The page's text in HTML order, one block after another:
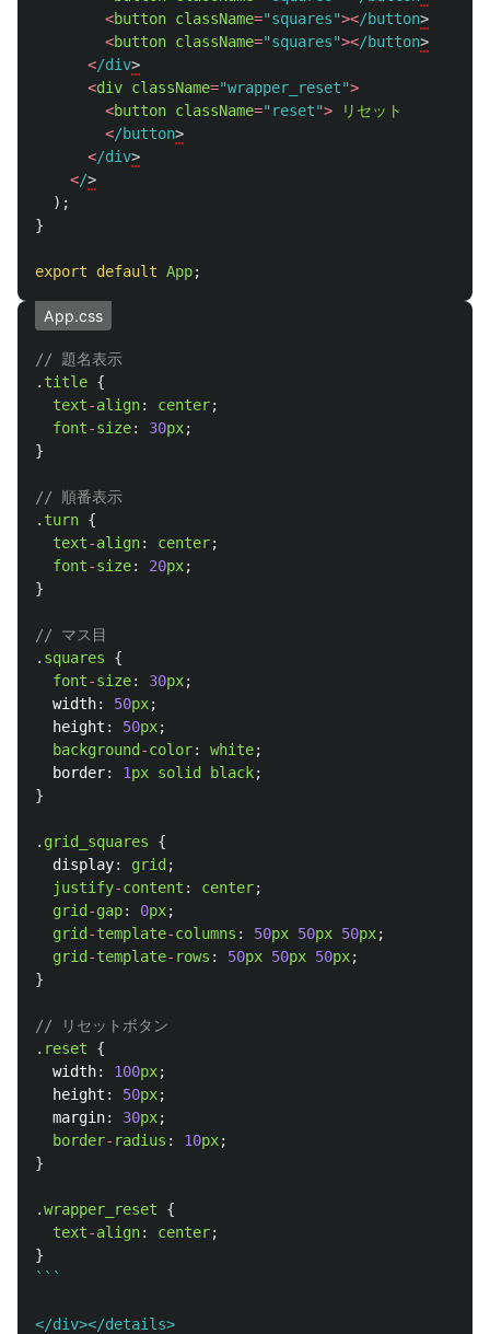
<button className="squares"></button
<button className="squares"></button
</div
<div className="wrapper_reset">
<button className=" reset">
リセット
</button
</div
</
);
}
export default App;
App.css
// 題名表示
. title {
text-align: center;
font-size: 30px;
}
// 順番表示
. turn {
text-align: center;
font-size: 20px;
}
// マス目
. squares
{
font-size: 30px;
width: 50px;
height : 50px;
background -color: white;
border: 1px solid black;
}
. grid_squares
{
display: grid ;
justify-content : center;
grid -gap: 0px;
grid -template-columns : 50px 50px 50px;
grid -template- rows : 50px 50px 50px;
}
// リセットボタン
. reset
{
width: 100px;
height : 50px;
margin: 30px;
border- radius : 10px;
}
.wrapper_reset
{
text-align: center;
}
```
</div></details>